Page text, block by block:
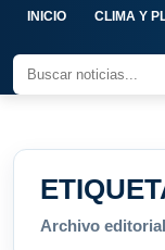
INICIO CLIMA Y
Archivo